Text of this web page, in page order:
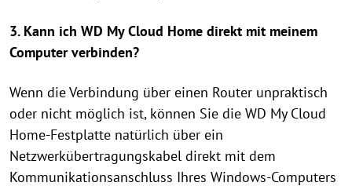
3. Kann ich WD My Cloud Home direkt mit meinem
Computer verbinden?
Wenn die Verbindung über einen Router unpraktisch
oder nicht möglich ist, können Sie die WD My Cloud
Home-Festplatte natürlich über ein
Netzwerkübertragungskabel direkt mit dem
Kommunikationsanschluss Ihres Windows-Computers